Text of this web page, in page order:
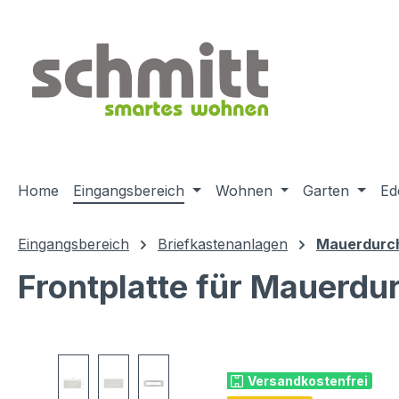
Home Eingangsbereich Wohnen Garten
Eingangsbereich Briefkastenanlagen
Frontplatte für
Versandkostenfrei